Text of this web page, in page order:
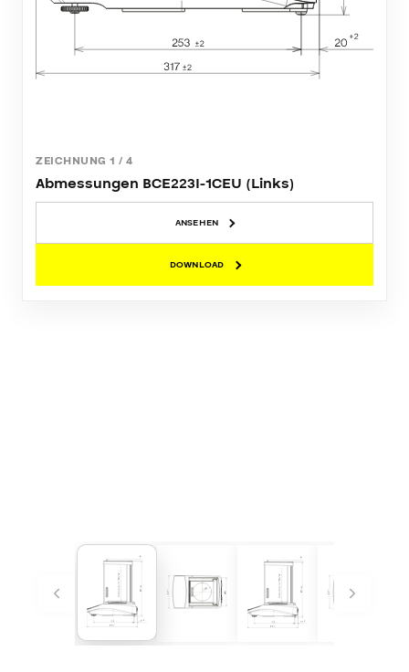
ZEICHNUNG 1 / 4
Abmessungen BCE223I-1CEU (Links)
ANSEHEN
DOWNLOAD